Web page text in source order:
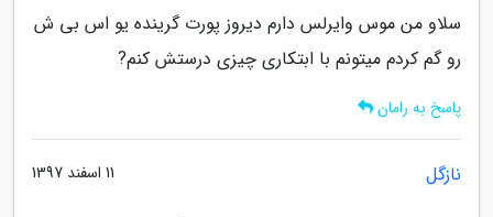
سلاو من موس وایرلس دارم دیروز پورت گرینده یو اس بی ش
رو گم کردم میتونم با ابتکاری چیزی درستش کنم?
پاسخ به رامان
نازگل 11 اسفند 1397